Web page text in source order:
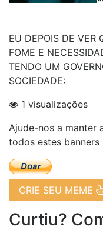
EU DEPOIS DE VER
FOME E
TENDO UM
SOCIEDADE:
1 visualizações
Ajude-nos a manter
todos estes banners
CRIE SEU MEME
Curtiu?